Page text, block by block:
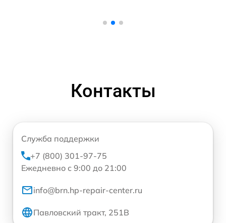
Контакты
Служба поддержки
+7 (800) 301-97-75
Ежедневно с 9:00 до 21:00
info@brn.hp-repair-center.ru
Павловский тракт, 251В